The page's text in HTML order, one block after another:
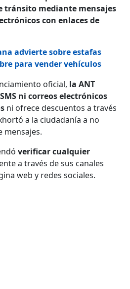
tránsito mediante mensajes
con enlaces de
advierte sobre estafas
para vender vehículos
oficial, la ANT
ni correos electrónicos
ni ofrece descuentos a través
a la ciudadanía a no
mensajes.
verificar cualquier
a través de sus canales
web y redes sociales.